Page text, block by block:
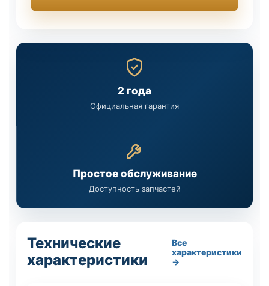
2 года
Официальная гарантия
Простое обслуживание
Доступность запчастей
Технические
характеристики
Все
характеристики
→